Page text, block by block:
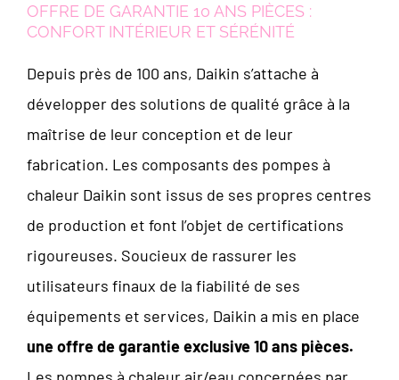
OFFRE DE GARANTIE 10 ANS PIÈCES :
CONFORT INTÉRIEUR ET SÉRÉNITÉ
Depuis près de 100 ans, Daikin s’attache à
développer des solutions de qualité grâce à la
maîtrise de leur conception et de leur
fabrication. Les composants des pompes à
chaleur Daikin sont issus de ses propres centres
de production et font l’objet de certifications
rigoureuses. Soucieux de rassurer les
utilisateurs finaux de la fiabilité de ses
équipements et services, Daikin a mis en place
une offre de garantie exclusive 10 ans pièces.